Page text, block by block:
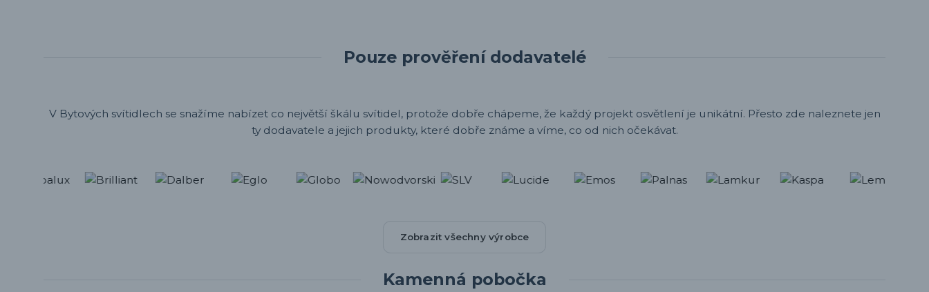
Pouze prověření dodavatelé
V Bytových svítidlech se snažíme nabízet co největší škálu svítidel, protože dobře chápeme, že každý projekt osvětlení je unikátní. Přesto zde naleznete jen
ty dodavatele a jejich produkty, které dobře známe a víme, co od nich očekávat.
Zobrazit všechny výrobce
Kamenná pobočka